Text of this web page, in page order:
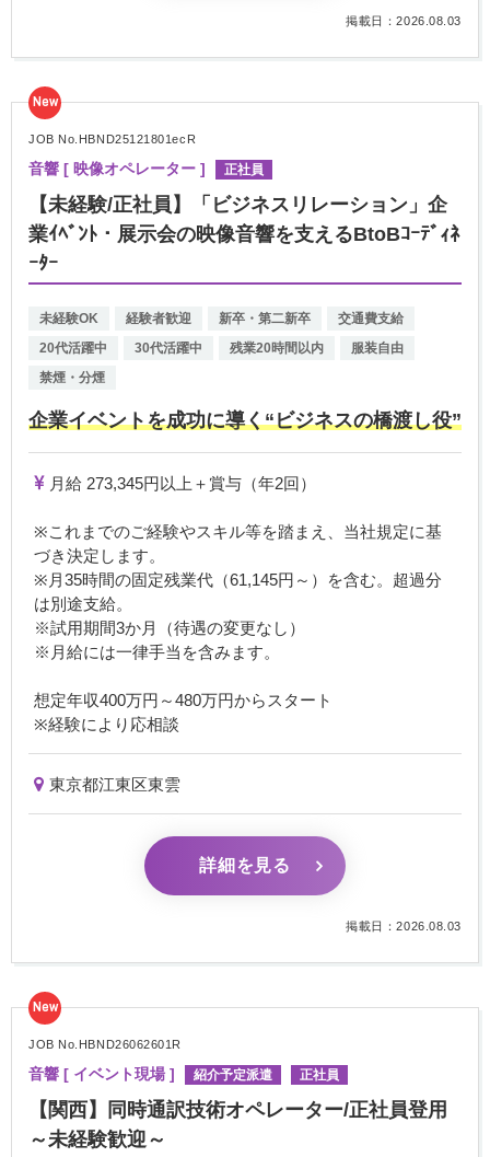
掲載日：2026.08.03
JOB No.HBND25121801ecR
音響 [ 映像オペレーター ] 正社員
【未経験/正社員】「ビジネスリレーション」企
業ｲﾍﾞﾝﾄ・展示会の映像音響を支えるBtoBｺｰﾃﾞｨﾈ
ｰﾀｰ
未経験OK 経験者歓迎 新卒・第二新卒
交通費支給
20代活躍中
30代活躍中 残業20時間以内
服装自由
禁煙・分煙
企業イベントを成功に導く“ビジネスの橋渡し役”
月給 273,345円以上＋賞与（年2回）
※これまでのご経験やスキル等を踏まえ、当社規定に基
づき決定します。
※月35時間の固定残業代（61,145円～）を含む。超過分
は別途支給。
※試用期間3か月（待遇の変更なし）
※月給には一律手当を含みます。
想定年収400万円～480万円からスタート
※経験により応相談
東京都江東区東雲
詳細を見る
掲載日：2026.08.03
New
JOB No.HBND26062601R
音響 [ イベント現場 ] 紹介予定派遣 正社員
【関西】同時通訳技術オペレーター/正社員登用
～未経験歓迎～
New